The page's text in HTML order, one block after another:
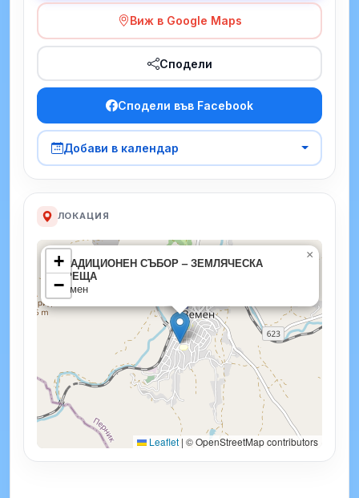
Виж в Google Maps
Сподели
Сподели във Facebook
Добави в календар
ЛОКАЦИЯ
ТРАДИЦИОНЕН СЪБОР – ЗЕМЛЯЧЕСКА
СРЕЩА
Земен
×
+
−
Leaflet | © OpenStreetMap contributors